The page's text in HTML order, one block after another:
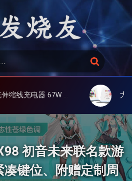
搜
索
3C多设备同时充 大上 Paperlike 13K
初音未来联名款游
键位、附赠定制周